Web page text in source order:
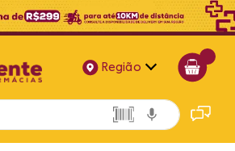
Região
Alagoas
Bahia